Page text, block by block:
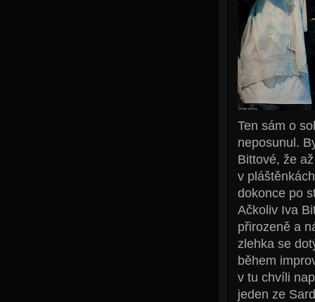
Ten sám o
neposunul.
Bittové, že
v
dokonce po
Ačkoliv Iva
přirozeně a
zlehka se
během
v tu chvíli
jeden ze